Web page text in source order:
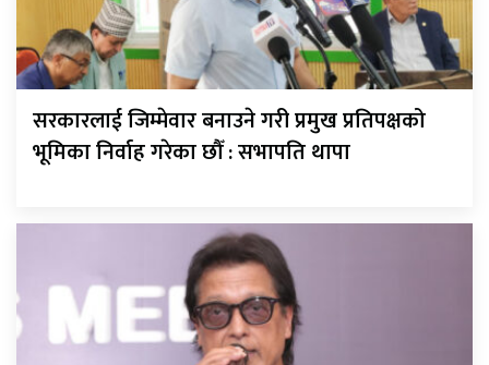
सरकारलाई जिम्मेवार बनाउने गरी प्रमुख प्रतिपक्षको
भूमिका निर्वाह गरेका छौँ : सभापति थापा